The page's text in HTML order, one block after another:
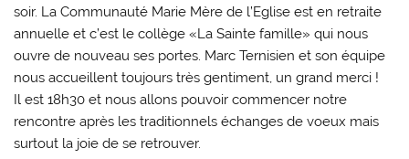
soir. La Communauté Marie Mère de l’Eglise est en retraite
annuelle et c’est le collège «La Sainte famille» qui nous
ouvre de nouveau ses portes. Marc Ternisien et son équipe
nous accueillent toujours très gentiment, un grand merci !
Il est 18h30 et nous allons pouvoir commencer notre
rencontre après les traditionnels échanges de voeux mais
surtout la joie de se retrouver.